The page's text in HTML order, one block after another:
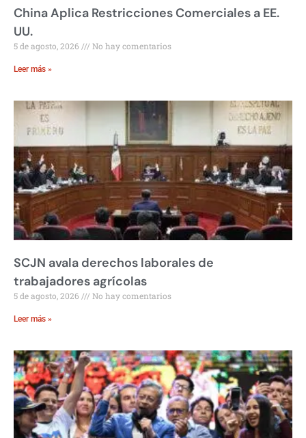
China Aplica Restricciones Comerciales a EE.
UU.
5 de agosto, 2026 No hay comentarios
Leer más »
SCJN avala derechos laborales de
trabajadores agrícolas
5 de agosto, 2026 No hay comentarios
Leer más »